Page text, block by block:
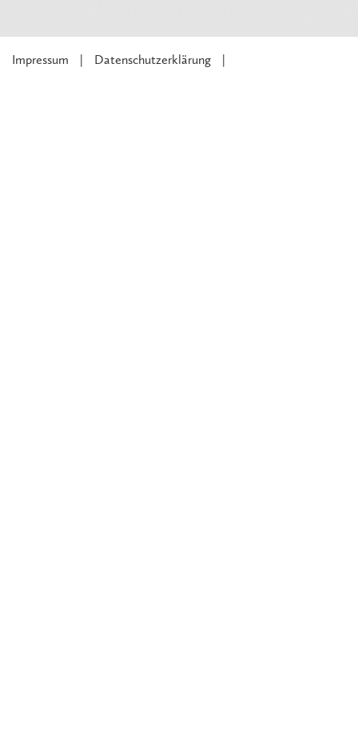
Impressum Datenschutzerklärung